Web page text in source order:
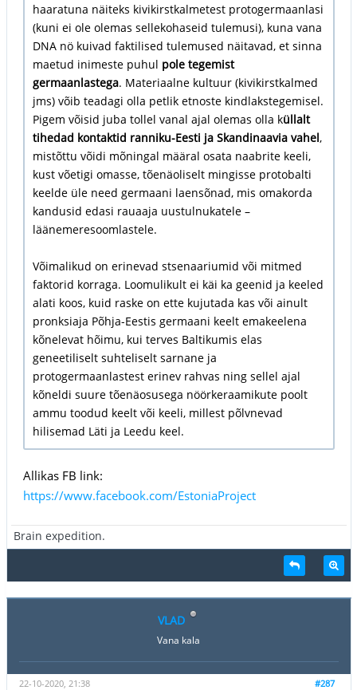
haaratuna näiteks kivikirstkalmetest protogermaanlasi
(kuni ei ole olemas sellekohaseid tulemusi), kuna vana
DNA nö kuivad faktilised tulemused näitavad, et sinna
maetud inimeste puhul pole tegemist
germaanlastega. Materiaalne kultuur (kivikirstkalmed
jms) võib teadagi olla petlik etnoste kindlakstegemisel.
Pigem võisid juba tollel vanal ajal olemas olla küllalt
tihedad kontaktid ranniku-Eesti ja Skandinaavia vahel,
mistõttu võidi mõningal määral osata naabrite keeli,
kust võetigi omasse, tõenäoliselt mingisse protobalti
keelde üle need germaani laensõnad, mis omakorda
kandusid edasi rauaaja uustulnukatele –
läänemeresoomlastele.
Võimalikud on erinevad stsenaariumid või mitmed
faktorid korraga. Loomulikult ei käi ka geenid ja keeled
alati koos, kuid raske on ette kujutada kas või ainult
pronksiaja Põhja-Eestis germaani keelt emakeelena
kõnelevat hõimu, kui terves Baltikumis elas
geneetiliselt suhteliselt sarnane ja
protogermaanlastest erinev rahvas ning sellel ajal
kõneldi suure tõenäosusega nöörkeraamikute poolt
ammu toodud keelt või keeli, millest põlvnevad
hilisemad Läti ja Leedu keel.
Allikas FB link:
https://www.facebook.com/EstoniaProject
Brain expedition.
VLAD
Vana kala
#287
22-10-2020, 21:38